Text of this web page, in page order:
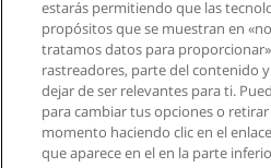
Carrera de Lengua y
Universidad Nacional del
Solicita
estarás permitiendo que las
propósitos que se muestran en
tratamos datos para
rastreadores, parte del contenido
dejar de ser relevantes para ti.
para cambiar tus opciones o
momento haciendo clic en el
que aparece en el en la parte